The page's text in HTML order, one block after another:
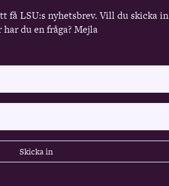
få LSU:s nyhetsbrev. Vill du skicka in
du en fråga? Mejla
Skicka in